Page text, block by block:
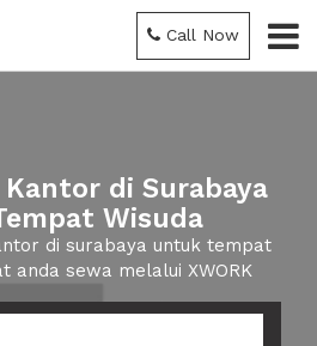
Call Now
Kantor di Surabaya
Wisuda
di surabaya untuk tempat
anda sewa melalui XWORK